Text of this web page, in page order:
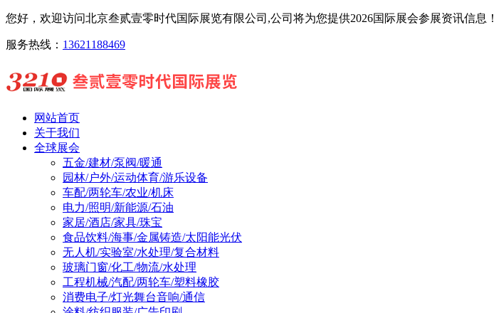
您好，欢迎访问北京叁贰壹零时代国际展览有限公司,公司将为您提供2026国际展会参展资讯信息！
服务热线： 13621188469
网站首页
关于我们
全球展会
五金/建材/泵阀/暖通
园林/户外/运动体育/游乐设备
车配/两轮车/农业/机床
电力/照明/新能源/石油
家居/酒店/家具/珠宝
食品饮料/海事/金属铸造/太阳能光伏
无人机/实验室/水处理/复合材料
玻璃门窗/化工/物流/水处理
工程机械/汽配/两轮车/塑料橡胶
消费电子/灯光舞台音响/通信